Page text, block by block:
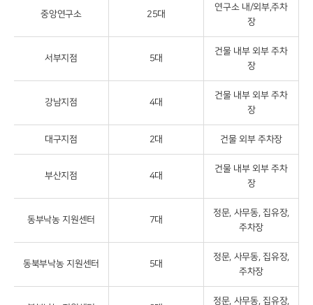
중앙연구소 25대
연구소 내/외부,주차
장
서부지점 5대
건물 내부 외부 주차
장
강남지점 4대
건물 내부 외부 주차
장
대구지점 2대 건물 외부 주차장
부산지점 4대
건물 내부 외부 주차
장
동부낙농 지원센터 7대
정문, 사무동, 집유장,
주차장
동북부낙농 지원센터 5대
정문, 사무동, 집유장,
주차장
정문, 사무동, 집유장,